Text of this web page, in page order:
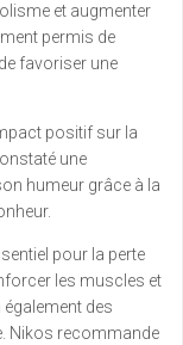
et augmenter
permis de
favoriser une
positif sur la
une
humeur grâce à la
pour la perte
les muscles et
des
Nikos recommande